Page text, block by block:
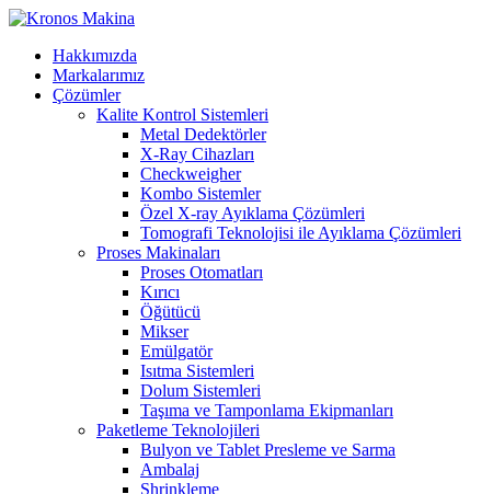
Hakkımızda
Markalarımız
Çözümler
Kalite Kontrol Sistemleri
Metal Dedektörler
X-Ray Cihazları
Checkweigher
Kombo Sistemler
Özel X-ray Ayıklama Çözümleri
Tomografi Teknolojisi ile Ayıklama Çözümleri
Proses Makinaları
Proses Otomatları
Kırıcı
Öğütücü
Mikser
Emülgatör
Isıtma Sistemleri
Dolum Sistemleri
Taşıma ve Tamponlama Ekipmanları
Paketleme Teknolojileri
Bulyon ve Tablet Presleme ve Sarma
Ambalaj
Shrinkleme